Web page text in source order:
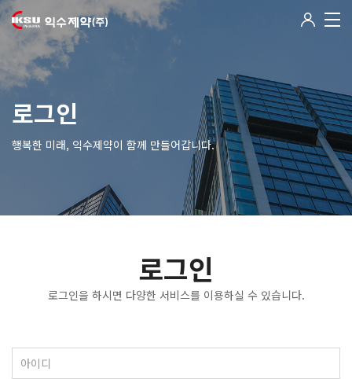
로그인
행복한 미래, 익수제약이 함께 만들어갑니다.
로그인
로그인을 하시면 다양한 서비스를 이용하실 수 있습니다.